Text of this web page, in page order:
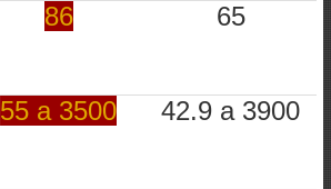
86 65
55 a 3500 42.9 a 3900